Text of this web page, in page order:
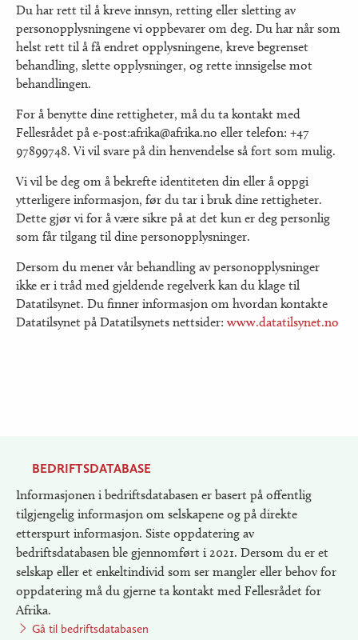
Du har rett til å kreve innsyn, retting eller sletting av
personopplysningene vi oppbevarer om deg. Du har når som
helst rett til å få endret opplysningene, kreve begrenset
behandling, slette opplysninger, og rette innsigelse mot
behandlingen.
For å benytte dine rettigheter, må du ta kontakt med
Fellesrådet på e-post:afrika@afrika.no eller telefon: +47
97899748. Vi vil svare på din henvendelse så fort som mulig.
Vi vil be deg om å bekrefte identiteten din eller å oppgi
ytterligere informasjon, før du tar i bruk dine rettigheter.
Dette gjør vi for å være sikre på at det kun er deg personlig
som får tilgang til dine personopplysninger.
Dersom du mener vår behandling av personopplysninger
ikke er i tråd med gjeldende regelverk kan du klage til
Datatilsynet. Du finner informasjon om hvordan kontakte
Datatilsynet på Datatilsynets nettsider: www.datatilsynet.no
BEDRIFTSDATABASE
Informasjonen i bedriftsdatabasen er basert på offentlig
tilgjengelig informasjon om selskapene og på direkte
etterspurt informasjon. Siste oppdatering av
bedriftsdatabasen ble gjennomført i 2021. Dersom du er et
selskap eller et enkeltindivid som ser mangler eller behov for
oppdatering må du gjerne ta kontakt med Fellesrådet for
Afrika.
Gå til bedriftsdatabasen